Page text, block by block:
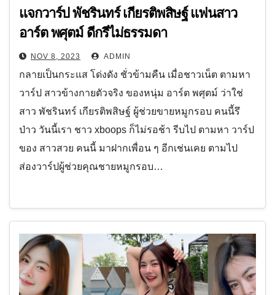
แจกวาร์ป พัชรินทร์ เกียรติพสิษฐ์ แฟนสาว
อาร์ต พศุตม์ ดีกรีไม่ธรรมดา
NOV 8, 2023 ADMIN
กลายเป็นกระแส โด่งดัง ชั่วข้ามคืน เมื่อชาวเน็ต ตามหา
วาร์ป สาวข้างกายตัวจริง ของหนุ่ม อาร์ต พศุตม์ ว่าใช่
สาว พัชรินทร์ เกียรติพสิษฐ์ ผู้ช่วยขายหมูกรอบ คนนี้รึ
ป่าว วันนี้เรา ชาว xboops ก็ไม่รอช้า รีบไป ตามหา วาร์ป
ของ สาวสวย คนนี้ มาฝากเพื่อน ๆ อีกเช่นเคย ตามไป
ส่องวาร์ปผู้ช่วยคุณชายหมูกรอบ…